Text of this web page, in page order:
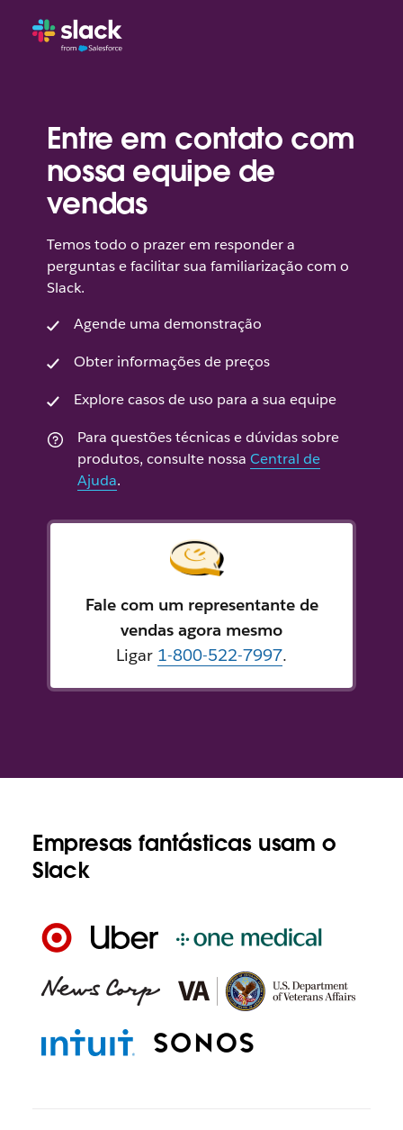
Entre em contato com
nossa equipe de
vendas
Temos todo o prazer em responder a
perguntas e facilitar sua familiarização com o
Slack.
Agende uma demonstração
Obter informações de preços
Explore casos de uso para a sua equipe
Para questões técnicas e dúvidas sobre
produtos, consulte nossa Central de
Ajuda.
Fale com um representante de
vendas agora mesmo
Ligar 1-800-522-7997.
Empresas fantásticas usam o
Slack